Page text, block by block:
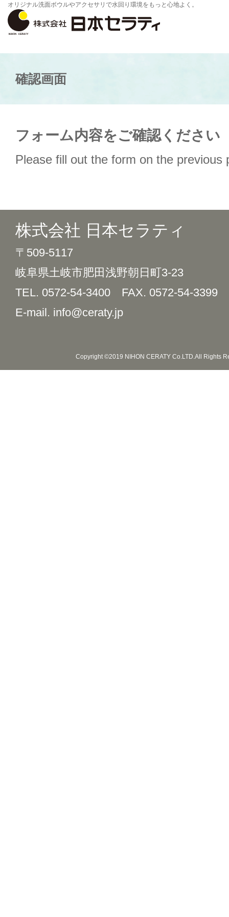
オリジナル洗面ボウルやアクセサリで水回り環境をもっと心地よく。
確認画面
フォーム内容をご確認ください
Please fill out the form on the previous
株式会社 日本セラティ
〒509-5117
岐阜県土岐市肥田浅野朝日町3-23
TEL. 0572-54-3400 FAX. 0572-54-3399
E-mail. info@ceraty.jp
Copyright ©2019 NIHON CERATY Co.LTD.All Rights